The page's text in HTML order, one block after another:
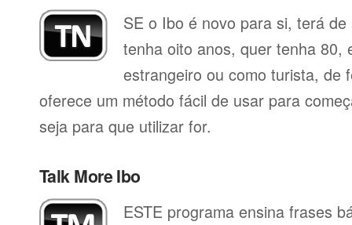
SE o Ibo é novo para si, terá
tenha oito anos, quer tenha 80,
estrangeiro ou como turista, de
oferece um método fácil de usar para
seja para que utilizar for.
Talk More Ibo
ESTE programa ensina frases